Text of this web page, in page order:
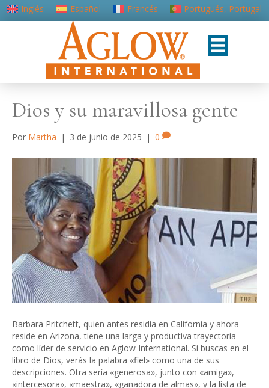
Inglés Español Francés Portugués, Portugal
Dios y su maravillosa gente
Por Martha | 3 de junio de 2025 | 0
Barbara Pritchett, quien antes residía en California y ahora
reside en Arizona, tiene una larga y productiva trayectoria
como líder de servicio en Aglow International. Si buscas en el
libro de Dios, verás la palabra «fiel» como una de sus
descripciones. Otra sería «generosa», junto con «amiga»,
«intercesora», «maestra», «ganadora de almas», y la lista de